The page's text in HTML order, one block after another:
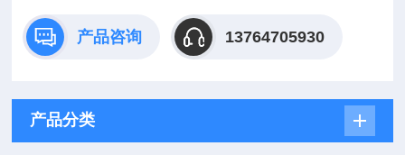
产品咨询 13764705930
产品分类